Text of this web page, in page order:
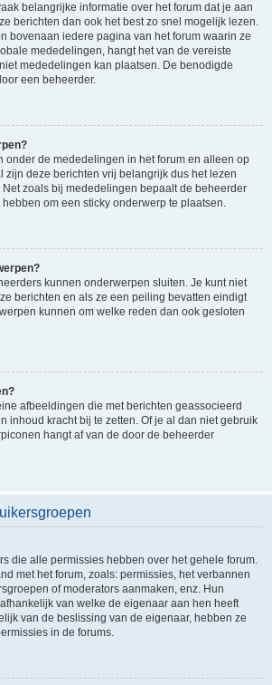
belangrijke informatie over het forum dat je aan
berichten dan ook het best zo snel mogelijk lezen.
bovenaan iedere pagina van het forum waarin ze
mededelingen, hangt het van de vereiste
mededelingen kan plaatsen. De benodigde
een beheerder.
onder de mededelingen in het forum en alleen op
zijn deze berichten vrij belangrijk dus het lezen
zoals bij mededelingen bepaalt de beheerder
om een sticky onderwerp te plaatsen.
kunnen onderwerpen sluiten. Je kunt niet
berichten en als ze een peiling bevatten eindigt
kunnen om welke reden dan ook gesloten
afbeeldingen die met berichten geassocieerd
inhoud kracht bij te zetten. Of je al dan niet gebruik
hangt af van de door de beheerder
die alle permissies hebben over het gehele forum.
met het forum, zoals: permissies, het verbannen
of moderators aanmaken, enz. Hun
van welke de eigenaar aan hen heeft
van de beslissing van de eigenaar, hebben ze
in de forums.